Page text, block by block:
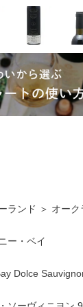
ランド ＞ オー
ー・ベイ
Dolce